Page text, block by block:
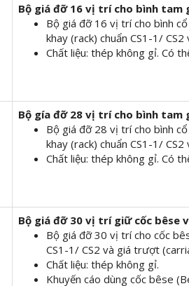
Bộ giá đỡ 16 vị trí cho bình tam
Bộ giá đỡ 16 vị trí cho bình
khay (rack) chuẩn CS1-1/
Chất liệu: thép không gỉ. Có
Bộ gía đỡ 28 vị trí cho bình tam
Bộ giá đỡ 28 vị trí cho bình
khay (rack) chuẩn CS1-1/
Chất liệu: thép không gỉ. Có
Bộ giá đỡ30 vị trí giữ cốc bêse
Bộ giá đỡ 30 vị trí cho cốc
CS1-1/ CS2 và giá trượt
Chất liệu: thép không gỉ.
Khuyến cáo dùng cốc bêse